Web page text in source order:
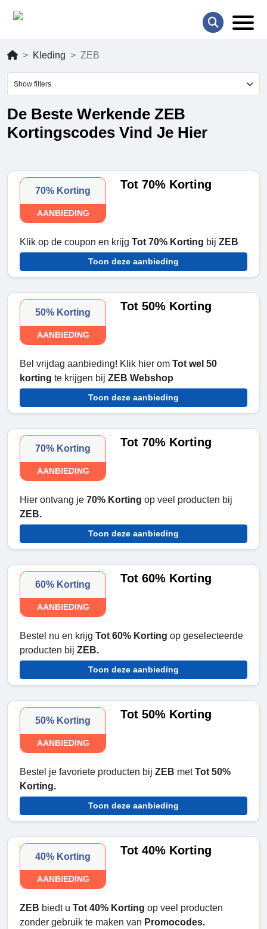
Kleding ZEB
Show filters
De Beste Werkende ZEB
Kortingscodes Vind Je Hier
70% Korting
AANBIEDING
Tot 70% Korting
Klik op de coupon en krijg Tot 70% Korting bij ZEB
Toon deze aanbieding
50% Korting
AANBIEDING
Tot 50% Korting
Bel vrijdag aanbieding! Klik hier om Tot wel 50
korting te krijgen bij ZEB Webshop
Toon deze aanbieding
70% Korting
AANBIEDING
Tot 70% Korting
Hier ontvang je 70% Korting op veel producten bij
ZEB.
Toon deze aanbieding
60% Korting
AANBIEDING
Tot 60% Korting
Bestel nu en krijg Tot 60% Korting op geselecteerde
producten bij ZEB.
Toon deze aanbieding
50% Korting
AANBIEDING
Tot 50% Korting
Bestel je favoriete producten bij ZEB metTot 50%
Korting.
Toon deze aanbieding
40% Korting
AANBIEDING
Tot 40% Korting
ZEB biedt u Tot 40% Korting op veel producten
zonder gebruik te maken van Promocodes.